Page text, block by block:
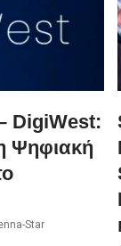
DigiWest:
Ψηφιακή
Star